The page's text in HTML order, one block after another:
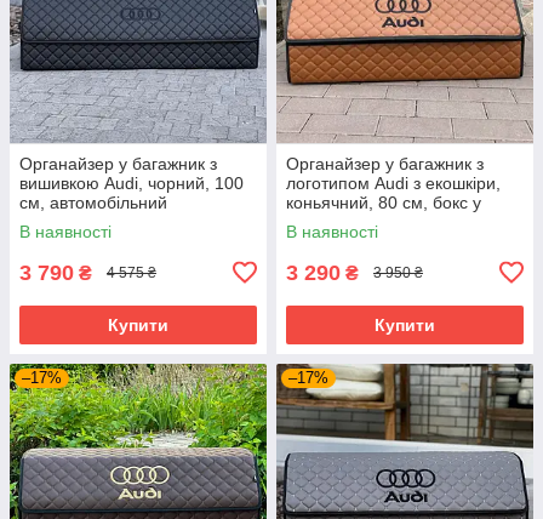
Органайзер у багажник з
вишивкою Audi, чорний, 100
см, автомобільний
органайзер в авто
В наявності
3 790 ₴ 4 575 ₴
Купити
Органайзер у багажник з
логотипом Audi з екошкіри,
коньячний, 80 см, бокс у
багажник
В наявності
3 290 ₴ 3 950 ₴
Купити
–17% –17%